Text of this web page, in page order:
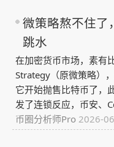
微策略熬不住了
跳水
在加密货币市场，素有
Strategy（原微策略）
它开始抛售比特币了，
发了连锁反应，币安、
币圈分析师Pro 2026-